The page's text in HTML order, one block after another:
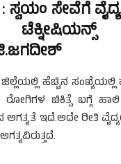
ಸೇವೆಗೆ
ಹೆಚ್ಚಿನ
, ರೋಗಿಗಳ ಚಿಕಿತ್ಸೆ ಬಗ್ಗೆ
ಇದೆ.ಅದೇ ರೀತಿ